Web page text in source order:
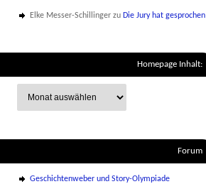
Elke Messer-Schillinger zu Die Jury hat gesprochen
Homepage Inhalt:
Forum
Geschichtenweber und Story-Olympiade